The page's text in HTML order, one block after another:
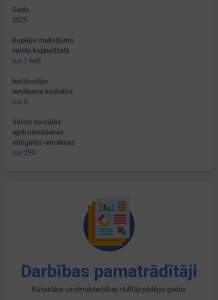
Gads
2025
Kopējie maksājumi
valsts kopbudžetā
EUR 1 660
Iedzīvotāju
ienākuma nodoklis
EUR 0
Valsts sociālās
apdrošināšanas
obligātās iemaksas
EUR 290
Darbības pamatrādītāji
Būtiskākie uzņēmējdarbības rādītāji pēdējos gados